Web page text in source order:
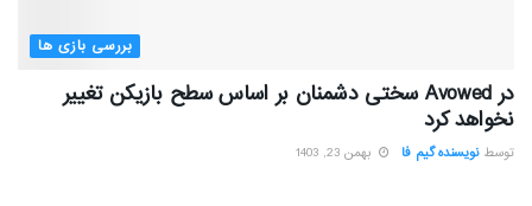
بررسی بازی ها
در Avowed سختی دشمنان بر اساس سطح بازیکن تغییر
نخواهد کرد
توسط نویسنده گیم فا بهمن 23, 1403